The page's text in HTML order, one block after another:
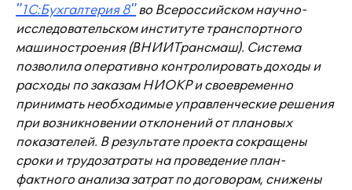
"1С:Бухгалтерия 8"во Всероссийском научно-
исследовательском институте транспортного
машиностроения (ВНИИТрансмаш). Система
позволила оперативно контролировать доходы и
расходы по заказам НИОКР и своевременно
принимать необходимые управленческие решения
при возникновении отклонений от плановых
показателей. В результате проекта сокращены
сроки и трудозатраты на проведение план-
фактного анализа затрат по договорам, снижены